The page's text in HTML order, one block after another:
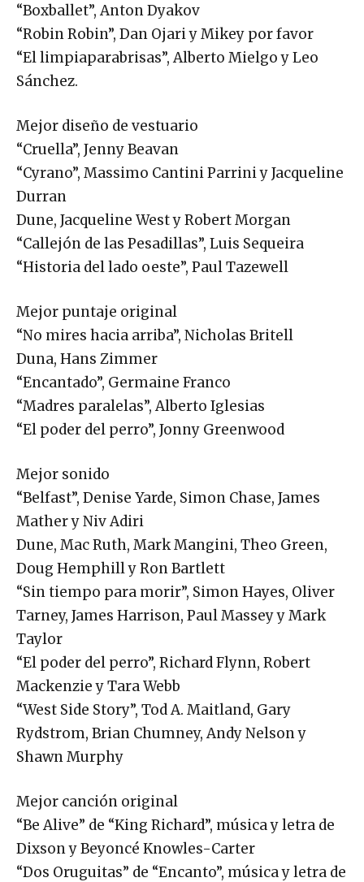
“Boxballet”, Anton Dyakov
“Robin Robin”, Dan Ojari y Mikey por favor
“El limpiaparabrisas”, Alberto Mielgo y Leo
Sánchez.
Mejor diseño de vestuario
“Cruella”, Jenny Beavan
“Cyrano”, Massimo Cantini Parrini y Jacqueline
Durran
Dune, Jacqueline West y Robert Morgan
“Callejón de las Pesadillas”, Luis Sequeira
“Historia del lado oeste”, Paul Tazewell
Mejor puntaje original
“No mires hacia arriba”, Nicholas Britell
Duna, Hans Zimmer
“Encantado”, Germaine Franco
“Madres paralelas”, Alberto Iglesias
“El poder del perro”, Jonny Greenwood
Mejor sonido
“Belfast”, Denise Yarde, Simon Chase, James
Mather y Niv Adiri
Dune, Mac Ruth, Mark Mangini, Theo Green,
Doug Hemphill y Ron Bartlett
“Sin tiempo para morir”, Simon Hayes, Oliver
Tarney, James Harrison, Paul Massey y Mark
Taylor
“El poder del perro”, Richard Flynn, Robert
Mackenzie y Tara Webb
“West Side Story”, Tod A. Maitland, Gary
Rydstrom, Brian Chumney, Andy Nelson y
Shawn Murphy
Mejor canción original
“Be Alive” de “King Richard”, música y letra de
Dixson y Beyoncé Knowles-Carter
“Dos Oruguitas” de “Encanto”, música y letra de